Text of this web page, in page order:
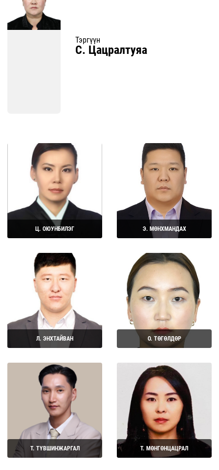
Тэргүүн
С. Цацралтуяа
Ц. ОЮУНБИЛЭГ
Дэлгэрэнгүй
Э. МӨНХМАНДАХ
Л. ЭНХТАЙВАН
Дэлгэрэнгүй
О. ТӨГӨЛДӨР
Дэлгэрэнгүй
Т. ТҮВШИНЖАРГАЛ Т. МӨНГӨНЦАЦРАЛ